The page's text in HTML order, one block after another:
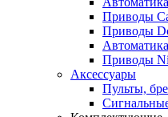
Приводы
Приводы
Приводы
Аксессуары
Пульты,